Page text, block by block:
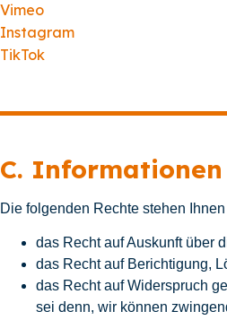
Vimeo
Instagram
TikTok
C.
Die folgenden Rechte stehen
das Recht auf Auskunft über
das Recht auf Berichtigung,
das Recht auf Widerspruch
sei denn, wir können